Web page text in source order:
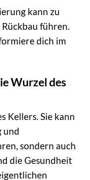
kann zu
führen.
dich im
Wurzel des
Kellers. Sie kann
und
sondern auch
die Gesundheit